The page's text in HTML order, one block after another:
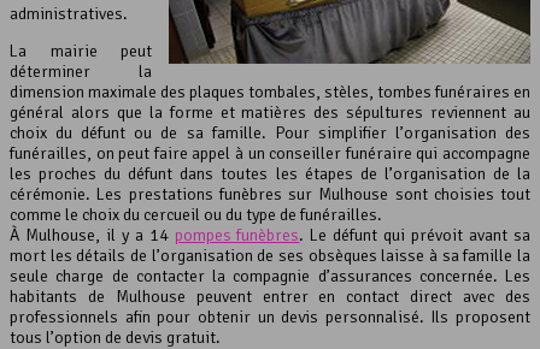
administratives.
La mairie peut
déterminer la
dimension maximale des plaques tombales, stèles, tombes funéraires en
général alors que la forme et matières des sépultures reviennent au
choix du défunt ou de sa famille. Pour simplifier l’organisation des
funérailles, on peut faire appel à un conseiller funéraire qui accompagne
les proches du défunt dans toutes les étapes de l’organisation de la
cérémonie. Les prestations funèbres sur Mulhouse sont choisies tout
comme le choix du cercueil ou du type de funérailles.
À Mulhouse, il y a 14 pompes funèbres. Le défunt qui prévoit avant sa
mort les détails de l’organisation de ses obsèques laisse à sa famille la
seule charge de contacter la compagnie d’assurances concernée. Les
habitants de Mulhouse peuvent entrer en contact direct avec des
professionnels afin pour obtenir un devis personnalisé. Ils proposent
tous l’option de devis gratuit.